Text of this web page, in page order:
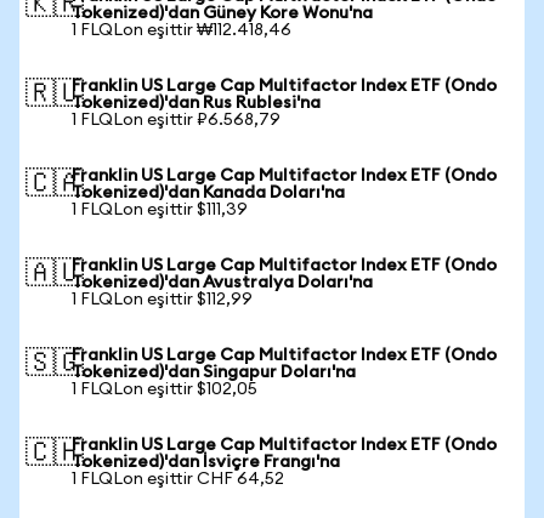
Tokenized)'dan Güney Kore Wonu'na
1 FLQLon eşittir ₩112.418,46
🇷🇺Franklin US Large Cap Multifactor Index ETF (Ondo
Tokenized)'dan Rus Rublesi'na
1 FLQLon eşittir ₽6.568,79
🇨🇦Franklin US Large Cap Multifactor Index ETF (Ondo
Tokenized)'dan Kanada Doları'na
1 FLQLon eşittir $111,39
🇦🇺Franklin US Large Cap Multifactor Index ETF (Ondo
Tokenized)'dan Avustralya Doları'na
1 FLQLon eşittir $112,99
🇸🇬Franklin US Large Cap Multifactor Index ETF (Ondo
Tokenized)'dan Singapur Doları'na
1 FLQLon eşittir $102,05
🇨🇭Franklin US Large Cap Multifactor Index ETF (Ondo
Tokenized)'dan İsviçre Frangı'na
1 FLQLon eşittir CHF 64,52